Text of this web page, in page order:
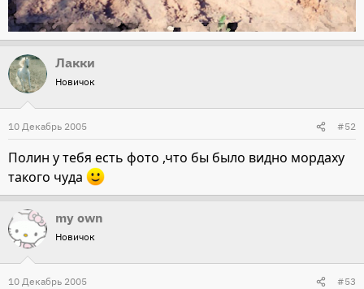
Лакки
Новичок
10 Декабрь 2005 #52
Полин у тебя есть фото ,что бы было видно мордаху
такого чуда
my own
Новичок
10 Декабрь 2005 #53